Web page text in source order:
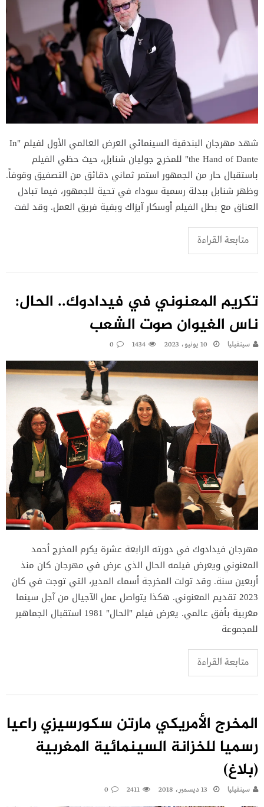
شهد مهرجان البندقية السينمائي العرض العالمي الأول لفيلم "In
the Hand of Dante" للمخرج جوليان شنابل، حيث حظي الفيلم
باستقبال حار من الجمهور استمر ثماني دقائق من التصفيق وقوفاً.
وظهر شنابل ببدلة رسمية سوداء في تحية للجمهور، فيما تبادل
العناق مع بطل الفيلم أوسكار آيزاك وبقية فريق العمل. وقد لفت
متابعة القراءة
تكريم المعنوني في فيدادوك.. الحال:
ناس الغيوان صوت الشعب
سينفيليا 10 يونيو، 2023 1434
0
مهرجان فيدادوك في دورته الرابعة عشرة يكرم المخرج أحمد
المعنوني ويعرض فيلمه الحال الذي عرض في مهرجان كان منذ
أربعين سنة. وقد تولت المخرجة أسماء المدير، التي توجت في كان
2023 تقديم المعنوني. هكذا يتواصل عمل الآجيال من آجل سينما
مغربية بأفق عالمي. يعرض فيلم "الحال" 1981 استقبال الجماهير
للمجموعة
متابعة القراءة
المخرج الأمريكي مارتن سكورسيزي راعيا
رسميا للخزانة السينمائية المغربية
(بلاغ)‬
سينفيليا 13 ديسمبر، 2018 2411
0